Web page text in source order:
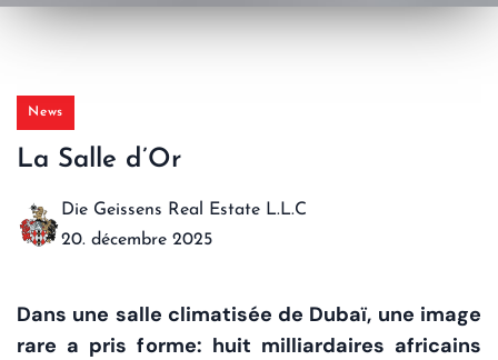
News
La Salle d’Or
Die Geissens Real Estate L.L.C
20. décembre 2025
Dans une salle climatisée de Dubaï, une image
rare a pris forme: huit milliardaires africains